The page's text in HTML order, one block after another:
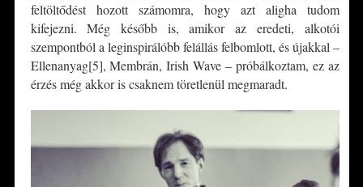
feltöltődést hozott számomra, hogy azt aligha tudom
kifejezni. Még később is, amikor az eredeti, alkotói
szempontból a leginspirálóbb felállás felbomlott, és újakkal –
Ellenanyag[5], Membrán, Irish Wave – próbálkoztam, ez az
érzés még akkor is csaknem töretlenül megmaradt.